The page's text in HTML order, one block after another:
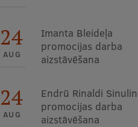
24
AUG
Imanta Bleideļa
promocijas darba
aizstāvēšana
24
AUG
Endrū Rinaldi
promocijas darba
aizstāvēšana